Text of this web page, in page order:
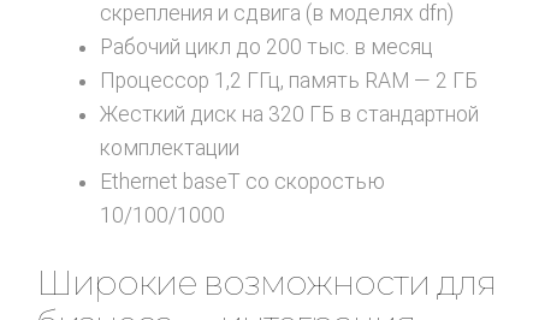
скрепления и сдвига (в моделях dfn)
Рабочий цикл до 200 тыс. в месяц
Процессор 1,2 ГГц, память RAM — 2 ГБ
Жесткий диск на 320 ГБ в стандартной
комплектации
Ethernet baseT со скоростью
10/100/1000
Широкие возможности для